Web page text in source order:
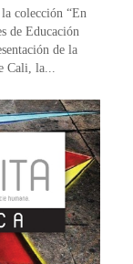
colección “En
de Educación
de la
Cali, la...